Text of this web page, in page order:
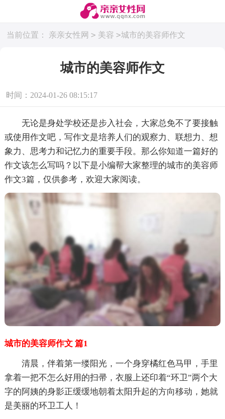
当前位置： 亲亲女性网 > 美容 >城市的美容师作文
城市的美容师作文
时间：2024-01-26 08:15:17
无论是身处学校还是步入社会，大家总免不了要接触
或使用作文吧，写作文是培养人们的观察力、联想力、想
象力、思考力和记忆力的重要手段。那么你知道一篇好的
作文该怎么写吗？以下是小编帮大家整理的城市的美容师
作文3篇，仅供参考，欢迎大家阅读。
城市的美容师作文 篇1
清晨，伴着第一缕阳光，一个身穿橘红色马甲，手里
拿着一把不怎么好用的扫帚，衣服上还印着“环卫”两个大
字的阿姨的身影正缓缓地朝着太阳升起的方向移动，她就
是美丽的环卫工人！